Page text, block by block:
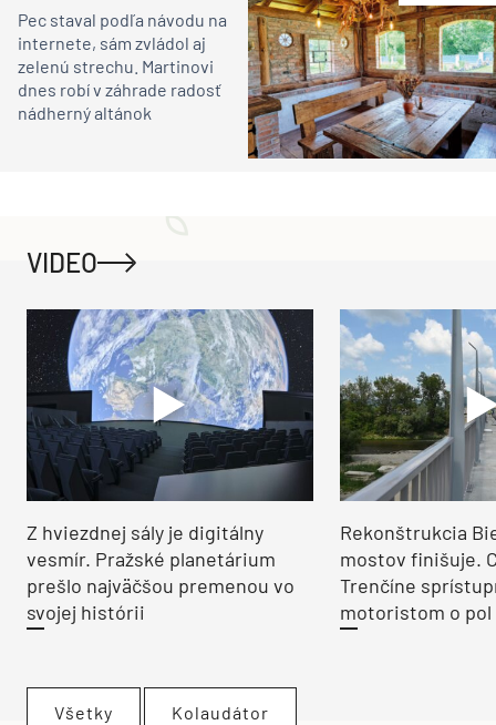
Pec staval podľa návodu na
internete, sám zvládol aj
zelenú strechu. Martinovi
dnes robí v záhrade radosť
nádherný altánok
VIDEO
Z hviezdnej sály je digitálny
vesmír. Pražské planetárium
prešlo najväčšou premenou vo
svojej histórii
Rekonštrukcia
mostov finišuje.
Trenčíne
motoristom o pol
Všetky Kolaudátor